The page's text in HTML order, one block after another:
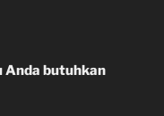
Anda butuhkan